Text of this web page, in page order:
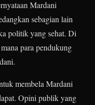
Mardani
sebagian lain
politik yang sehat. Di
para pendukung
membela Mardani
Opini publik yang